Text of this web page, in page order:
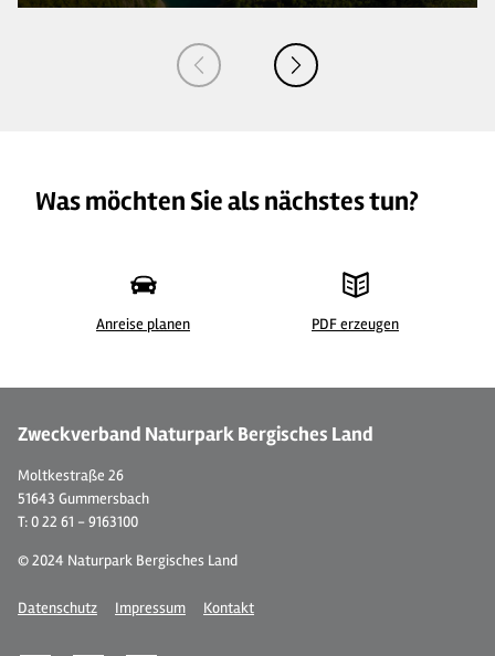
Was möchten Sie als nächstes tun?
Anreise planen PDF erzeugen
Zweckverband Naturpark Bergisches Land
Moltkestraße 26
51643 Gummersbach
T: 0 22 61 - 9163100
© 2024 Naturpark Bergisches Land
Datenschutz Impressum Kontakt